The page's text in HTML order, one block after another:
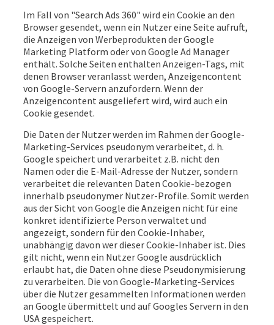
Im Fall von "Search Ads 360" wird ein Cookie an den
Browser gesendet, wenn ein Nutzer eine Seite aufruft,
die Anzeigen von Werbeprodukten der Google
Marketing Platform oder von Google Ad Manager
enthält. Solche Seiten enthalten Anzeigen-Tags, mit
denen Browser veranlasst werden, Anzeigencontent
von Google-Servern anzufordern. Wenn der
Anzeigencontent ausgeliefert wird, wird auch ein
Cookie gesendet.
Die Daten der Nutzer werden im Rahmen der Google-
Marketing-Services pseudonym verarbeitet, d. h.
Google speichert und verarbeitet z.B. nicht den
Namen oder die E-Mail-Adresse der Nutzer, sondern
verarbeitet die relevanten Daten Cookie-bezogen
innerhalb pseudonymer Nutzer-Profile. Somit werden
aus der Sicht von Google die Anzeigen nicht für eine
konkret identifizierte Person verwaltet und
angezeigt, sondern für den Cookie-Inhaber,
unabhängig davon wer dieser Cookie-Inhaber ist. Dies
gilt nicht, wenn ein Nutzer Google ausdrücklich
erlaubt hat, die Daten ohne diese Pseudonymisierung
zu verarbeiten. Die von Google-Marketing-Services
über die Nutzer gesammelten Informationen werden
an Google übermittelt und auf Googles Servern in den
USA gespeichert.